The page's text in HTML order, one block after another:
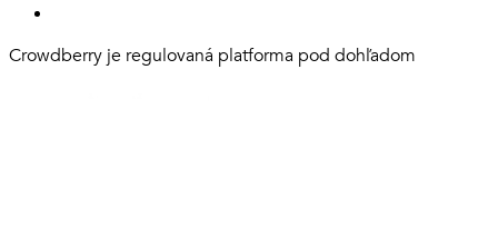
Crowdberry je regulovaná platforma pod dohľadom